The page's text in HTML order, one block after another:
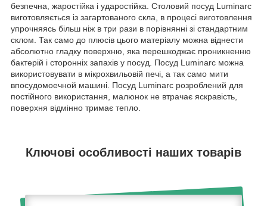
безпечна, жаростійка і ударостійка. Столовий посуд Luminarc
виготовляється із загартованого скла, в процесі виготовлення
упрочняясь більш ніж в три рази в порівнянні зі стандартним
склом. Так само до плюсів цього матеріалу можна віднести
абсолютно гладку поверхню, яка перешкоджає проникненню
бактерій і сторонніх запахів у посуд. Посуд Luminarc можна
використовувати в мікрохвильовій печі, а так само мити
впосудомоечной машині. Посуд Luminarc розроблений для
постійного використання, малюнок не втрачає яскравість,
поверхня відмінно тримає тепло.
Ключові особливості наших товарів